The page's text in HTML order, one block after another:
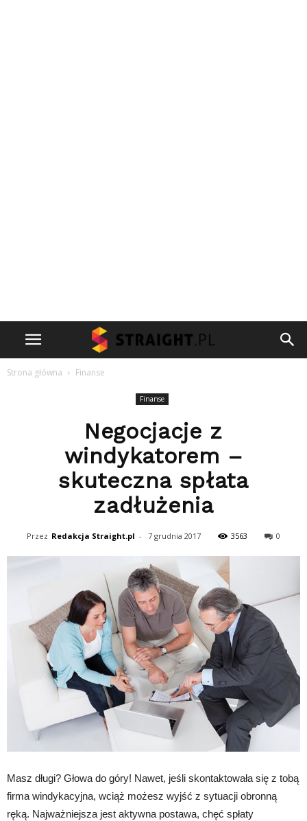
Strona główna Finanse
Finanse
Negocjacje z
windykatorem –
skuteczna spłata
zadłużenia
Przez Redakcja Straight.pl - 7 grudnia 2017 3563 0
Masz długi? Głowa do góry! Nawet, jeśli skontaktowała się z tobą
firma windykacyjna, wciąż możesz wyjść z sytuacji obronną
ręką. Najważniejsza jest aktywna postawa, chęć spłaty